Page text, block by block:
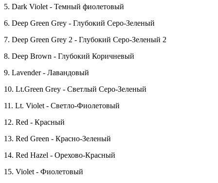
5. Dark Violet - Темный фиолетовый
6. Deep Green Grey - Глубокий Серо-Зеленый
7. Deep Green Grey 2 - Глубокий Серо-Зеленый 2
8. Deep Brown - Глубокий Коричневый
9. Lavender - Лавандовый
10. Lt.Green Grey - Светлый Серо-Зеленый
11. Lt. Violet - Светло-Фиолетовый
12. Red - Красный
13. Red Green - Красно-Зеленый
14. Red Hazel - Орехово-Красный
15. Violet - Фиолетовый